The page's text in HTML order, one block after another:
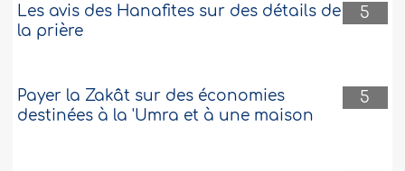
5
Les avis des Hanafites sur des détails de
la prière
5
Payer la Zakât sur des économies
destinées à la 'Umra et à une maison